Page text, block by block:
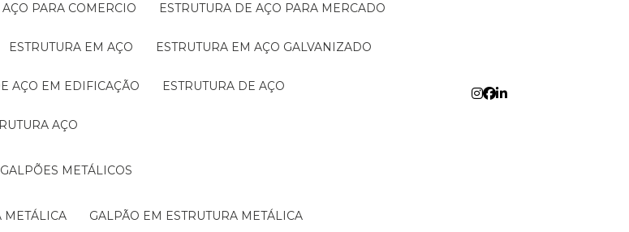
AÇO PARA COMERCIO ESTRUTURA DE AÇO PARA MERCADO
ESTRUTURA EM AÇO ESTRUTURA EM AÇO GALVANIZADO
AÇO EM EDIFICAÇÃO ESTRUTURA DE AÇO
AÇO
GALPÕES METÁLICOS
METÁLICA GALPÃO EM ESTRUTURA METÁLICA